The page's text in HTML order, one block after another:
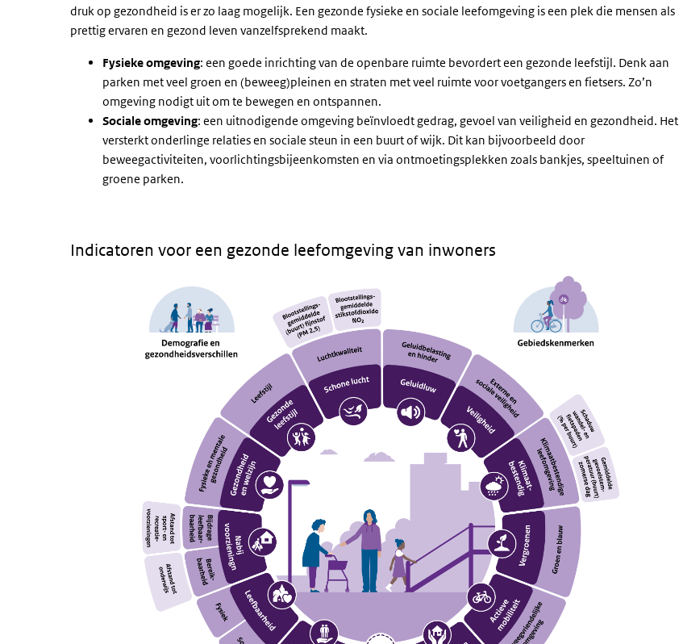
druk op gezondheid is er zo laag mogelijk. Een gezonde fysieke en sociale leefomgeving is een plek die mensen als
prettig ervaren en gezond leven vanzelfsprekend maakt.
Fysieke omgeving: een goede inrichting van de openbare ruimte bevordert een gezonde leefstijl. Denk aan
parken met veel groen en (beweeg)pleinen en straten met veel ruimte voor voetgangers en fietsers. Zo’n
omgeving nodigt uit om te bewegen en ontspannen.
Sociale omgeving: een uitnodigende omgeving beïnvloedt gedrag, gevoel van veiligheid en gezondheid. Het
versterkt onderlinge relaties en sociale steun in een buurt of wijk. Dit kan bijvoorbeeld door
beweegactiviteiten, voorlichtingsbijeenkomsten en via ontmoetingsplekken zoals bankjes, speeltuinen of
groene parken.
Indicatoren voor een gezonde leefomgeving van inwoners